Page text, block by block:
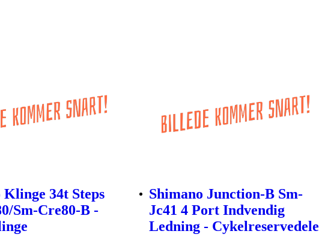
Klinge 34t Steps
Sm-Cre80-B -
Shimano Junction-B Sm-
Jc41 4 Port Indvendig
Ledning - Cykelreservedele